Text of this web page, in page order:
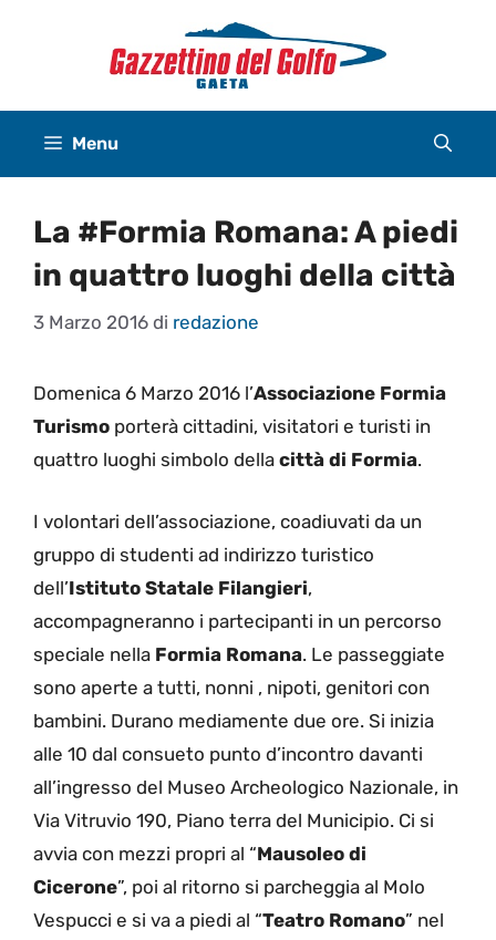
Menu
La #Formia Romana: A piedi
in quattro luoghi della città
3 Marzo 2016 di redazione
Domenica 6 Marzo 2016 l’Associazione Formia
Turismo porterà cittadini, visitatori e turisti in
quattro luoghi simbolo della città di Formia.
I volontari dell’associazione, coadiuvati da un
gruppo di studenti ad indirizzo turistico
dell’Istituto Statale Filangieri,
accompagneranno i partecipanti in un percorso
speciale nella Formia Romana. Le passeggiate
sono aperte a tutti, nonni , nipoti, genitori con
bambini. Durano mediamente due ore. Si inizia
alle 10 dal consueto punto d’incontro davanti
all’ingresso del Museo Archeologico Nazionale, in
Via Vitruvio 190, Piano terra del Municipio. Ci si
avvia con mezzi propri al “Mausoleo di
Cicerone”, poi al ritorno si parcheggia al Molo
Vespucci e si va a piedi al “Teatro Romano” nel